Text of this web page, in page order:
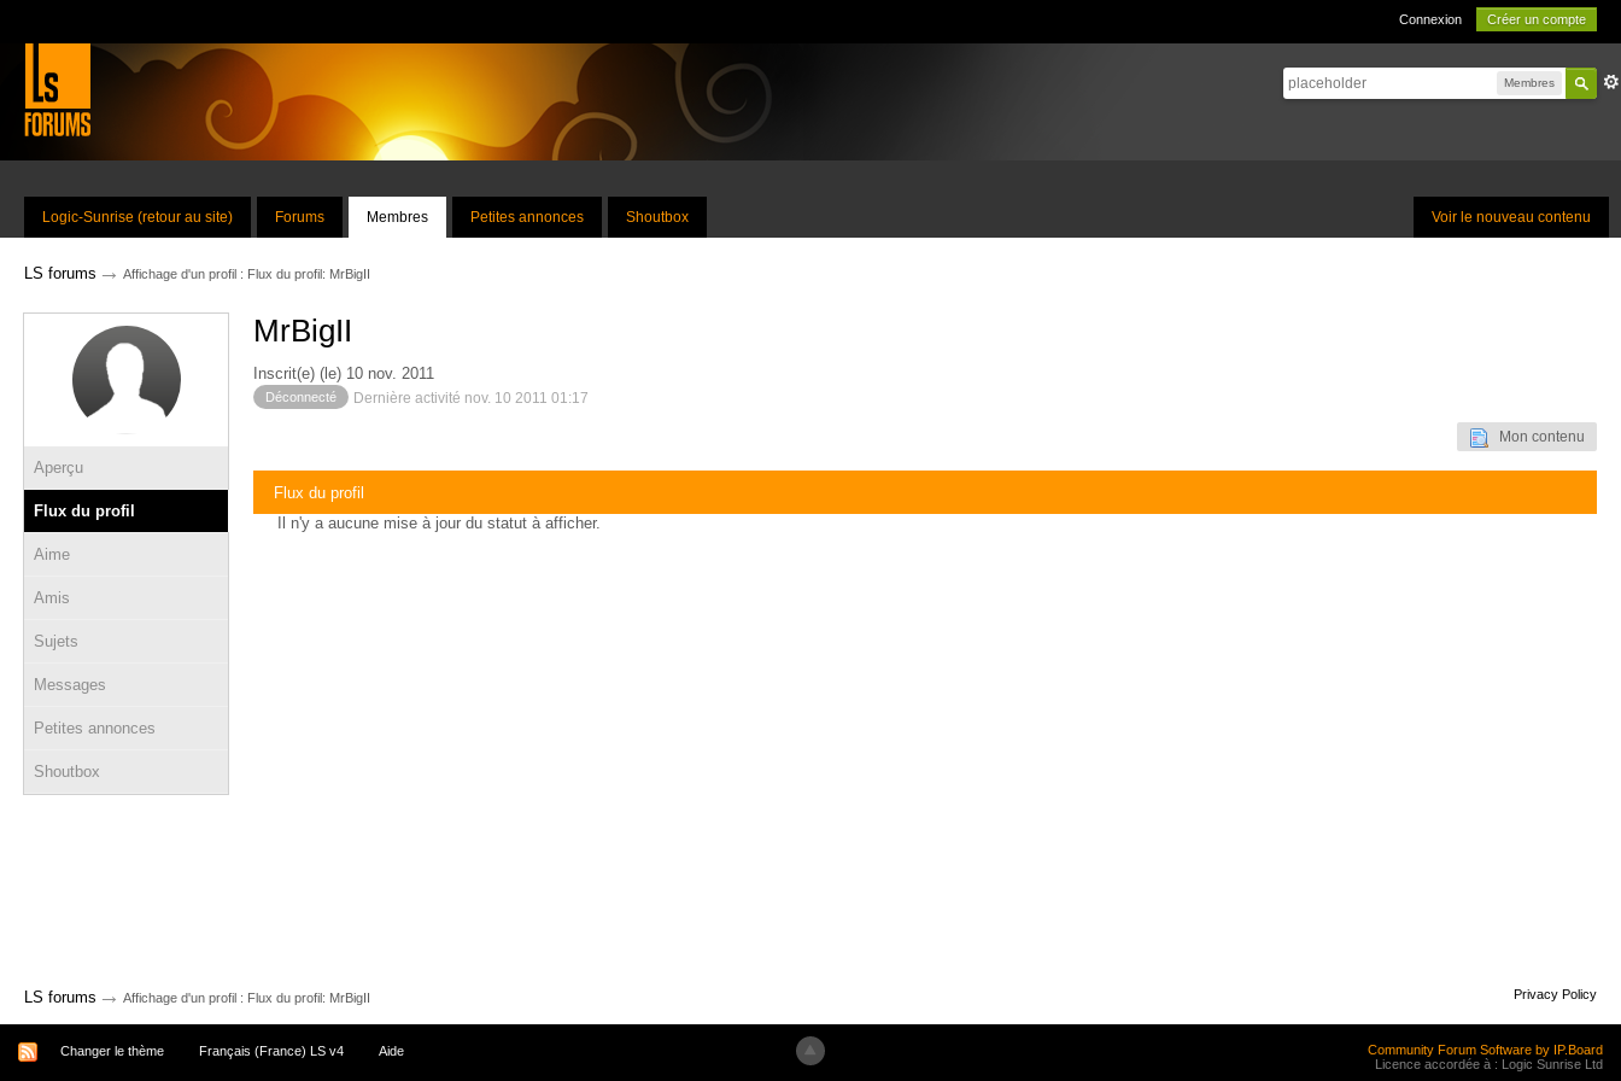
Connexion Créer un compte
Membres
Voir le nouveau contenu
Logic-Sunrise (retour au site) Forums Membres Petites annonces Shoutbox
LS forums → Affichage d'un profil : Flux du profil: MrBigII
Aperçu
Flux du profil
Aime
Amis
Sujets
Messages
Petites annonces
Shoutbox
MrBigII
Inscrit(e) (le) 10 nov. 2011
Déconnecté Dernière activité nov. 10 2011 01:17
Mon contenu
Flux du profil
Il n'y a aucune mise à jour du statut à afficher.
LS forums → Affichage d'un profil : Flux du profil: MrBigII Privacy Policy
Changer le thème Français (France) LS v4 Aide
Community Forum Software by IP.Board
Licence accordée à : Logic Sunrise Ltd